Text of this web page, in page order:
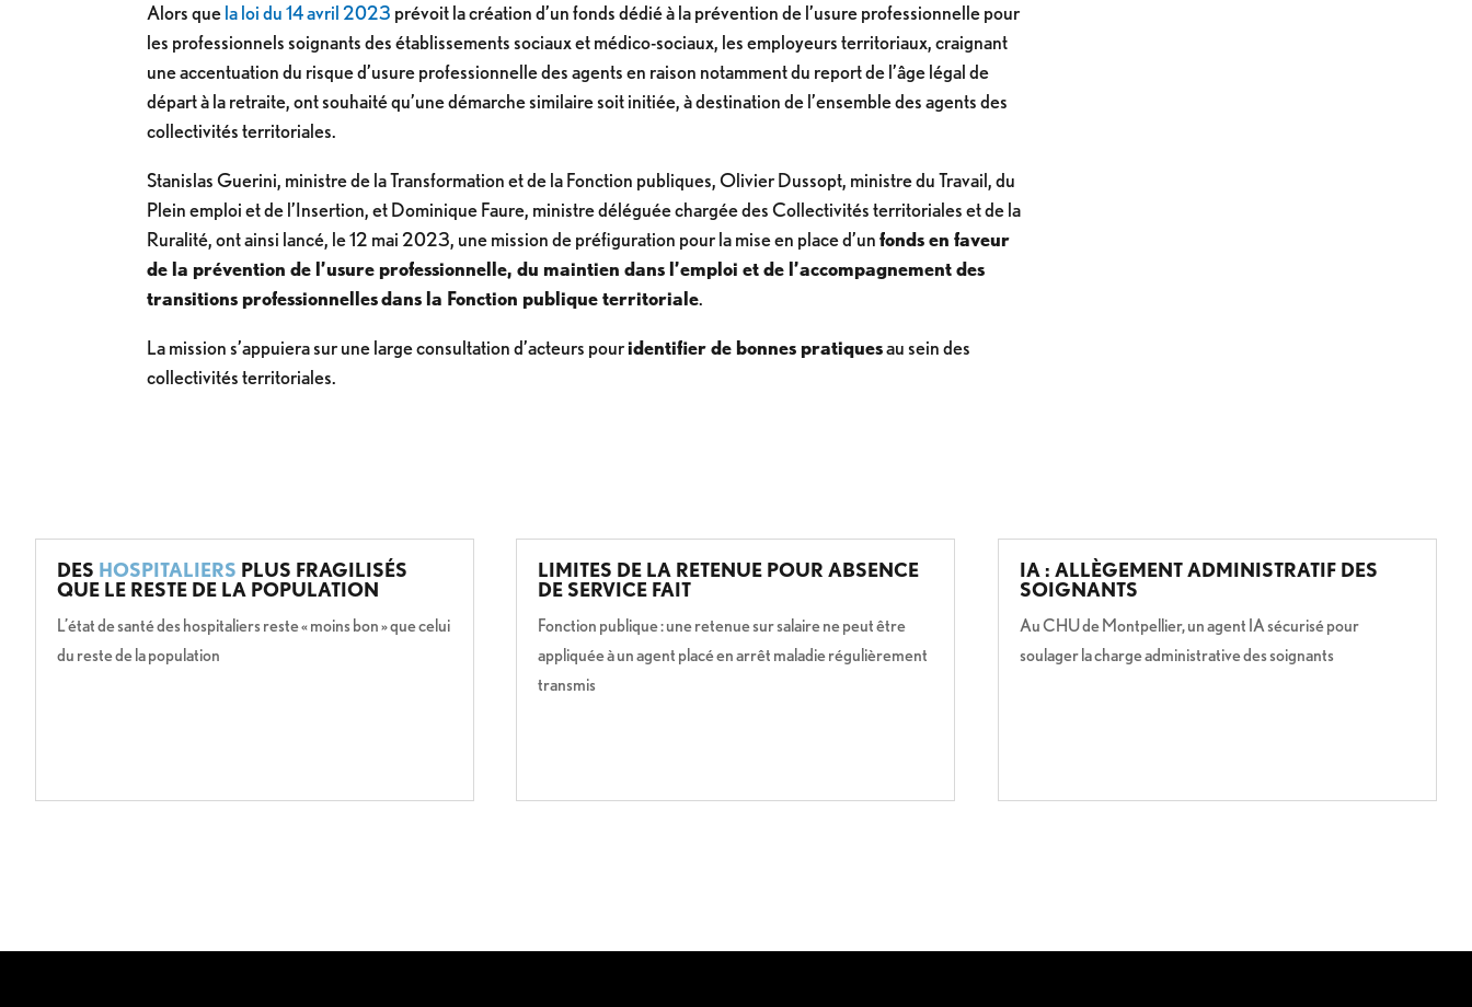
Alors quela loi du 14 avril 2023 prévoit la création d’un fonds dédié à la prévention de l’usure professionnelle pour
les professionnels soignants des établissements sociaux et médico-sociaux, les employeurs territoriaux, craignant
une accentuation du risque d’usure professionnelle des agents en raison notamment du report de l’âge légal de
départ à la retraite, ont souhaité qu’une démarche similaire soit initiée, à destination de l’ensemble des agents des
collectivités territoriales.
Stanislas Guerini, ministre de la Transformation et de la Fonction publiques, Olivier Dussopt, ministre du Travail, du
Plein emploi et de l’Insertion, et Dominique Faure, ministre déléguée chargée des Collectivités territoriales et de la
Ruralité, ont ainsi lancé, le 12 mai 2023, une mission de préfiguration pour la mise en place d’unfonds en faveur
de la prévention de l’usure professionnelle, du maintien dans l’emploi et de l’accompagnement des
transitions professionnellesdans la Fonction publique territoriale.
La mission s’appuiera sur une large consultation d’acteurs pouridentifier de bonnes pratiquesau sein des
collectivités territoriales.
DES HOSPITALIERS PLUS FRAGILISÉS
QUE LE RESTE DE LA POPULATION
L’état de santé des hospitaliers reste « moins bon » que celui
du reste de la population
LIMITES DE LA RETENUE POUR ABSENCE
DE SERVICE FAIT
Fonction publique : une retenue sur salaire ne peut être
appliquée à un agent placé en arrêt maladie régulièrement
transmis
IA : ALLÈGEMENT ADMINISTRATIF DES
SOIGNANTS
Au CHU de Montpellier, un agent IA sécurisé pour
soulager la charge administrative des soignants